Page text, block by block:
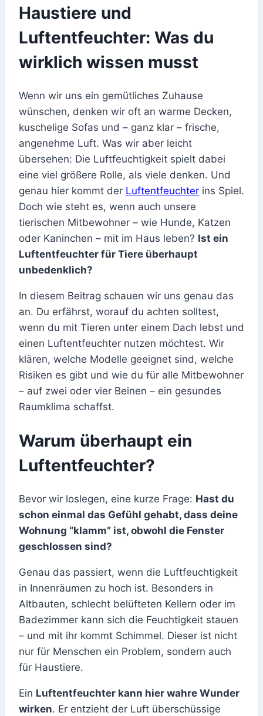
Haustiere und
Luftentfeuchter: Was du
wirklich wissen musst
Wenn wir uns ein gemütliches Zuhause
wünschen, denken wir oft an warme Decken,
kuschelige Sofas und – ganz klar – frische,
angenehme Luft. Was wir aber leicht
übersehen: Die Luftfeuchtigkeit spielt dabei
eine viel größere Rolle, als viele denken. Und
genau hier kommt der Luftentfeuchter ins Spiel.
Doch wie steht es, wenn auch unsere
tierischen Mitbewohner – wie Hunde, Katzen
oder Kaninchen – mit im Haus leben? Ist ein
Luftentfeuchter für Tiere überhaupt
unbedenklich?
In diesem Beitrag schauen wir uns genau das
an. Du erfährst, worauf du achten solltest,
wenn du mit Tieren unter einem Dach lebst und
einen Luftentfeuchter nutzen möchtest. Wir
klären, welche Modelle geeignet sind, welche
Risiken es gibt und wie du für alle Mitbewohner
– auf zwei oder vier Beinen – ein gesundes
Raumklima schaffst.
Warum überhaupt ein
Luftentfeuchter?
Bevor wir loslegen, eine kurze Frage: Hast du
schon einmal das Gefühl gehabt, dass deine
Wohnung “klamm” ist, obwohl die Fenster
geschlossen sind?
Genau das passiert, wenn die Luftfeuchtigkeit
in Innenräumen zu hoch ist. Besonders in
Altbauten, schlecht belüfteten Kellern oder im
Badezimmer kann sich die Feuchtigkeit stauen
– und mit ihr kommt Schimmel. Dieser ist nicht
nur für Menschen ein Problem, sondern auch
für Haustiere.
Ein Luftentfeuchter kann hier wahre Wunder
wirken. Er entzieht der Luft überschüssige